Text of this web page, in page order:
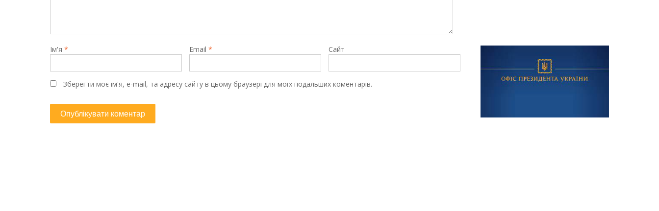
Ім'я * Email * Сайт
Зберегти моє ім'я, e-mail, та адресу сайту в цьому браузері для моїх подальших коментарів.